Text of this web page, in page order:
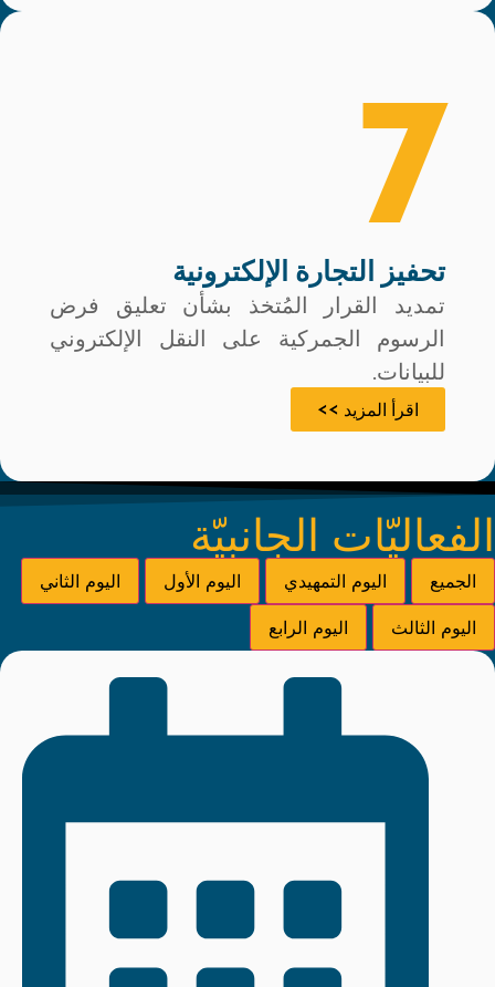
7
تحفيز التجارة الإلكترونية
تمديد القرار المُتخذ بشأن تعليق فرض
الرسوم الجمركية على النقل الإلكتروني
للبيانات.
اقرأ المزيد >>
الفعاليّات الجانبيّة
الجميع اليوم التمهيدي اليوم الأول اليوم الثاني
اليوم الثالث اليوم الرابع